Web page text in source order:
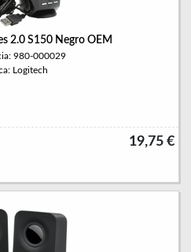
2.0 S150 Negro OEM
980-000029
Logitech
19,75 €